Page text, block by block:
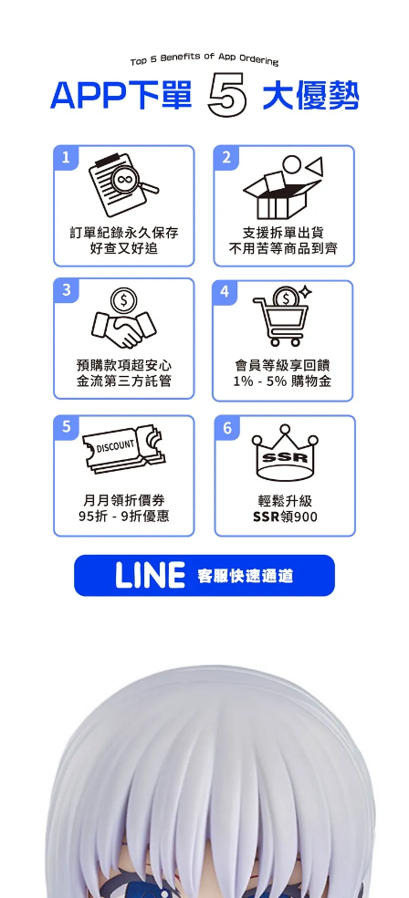
預購-宅配(舊)
每筆NT$120，滿NT$3,000(含以上)免運費
預購-宅配(離島)(舊)
每筆NT$160，滿NT$3,000(含以上)免運費
東海門市自取，需自備購物袋取貨唷。